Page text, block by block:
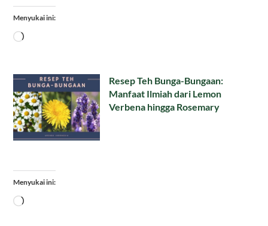
Menyukai ini:
Memuat...
Resep Teh Bunga-Bungaan:
Manfaat Ilmiah dari Lemon
Verbena hingga Rosemary
Menyukai ini:
Memuat...